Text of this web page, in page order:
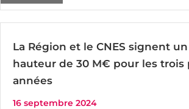
La Région et le CNES signent
hauteur de 30 M€ pour les trois
années
16 septembre 2024